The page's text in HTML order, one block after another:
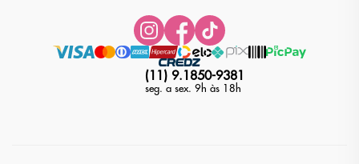
(11) 9.1850-9381
seg. a sex. 9h às 18h